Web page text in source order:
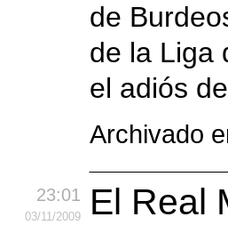
de
de la Liga
el adiós
Archivado
23:01
03/11/2009 El Real